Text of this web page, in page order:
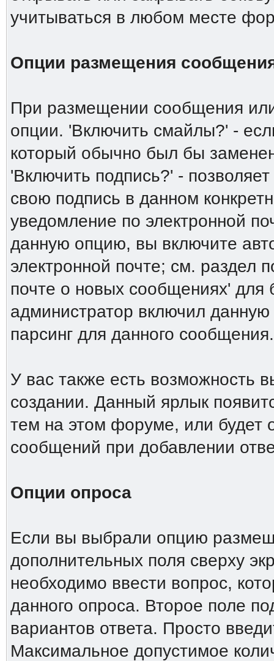
учитываться в любом месте
Опции размещения
При размещении сообщения
опции. 'Включить смайлы?' -
который обычно был бы
'Включить подпись?' -
свою подпись в данном
уведомление по электронной
данную опцию, вы включите
электронной почте; см. раздел
почте о новых сообщениях'
администратор включил
парсинг для данного сообщения.
У вас также есть возможность
создании. Данный ярлык
тем на этом форуме, или будет
сообщений при добавлении
Опции опроса
Если вы выбрали опцию
дополнительных поля сверху
необходимо ввести вопрос,
данного опроса. Второе поле
вариантов ответа. Просто
Максимальное допустимое